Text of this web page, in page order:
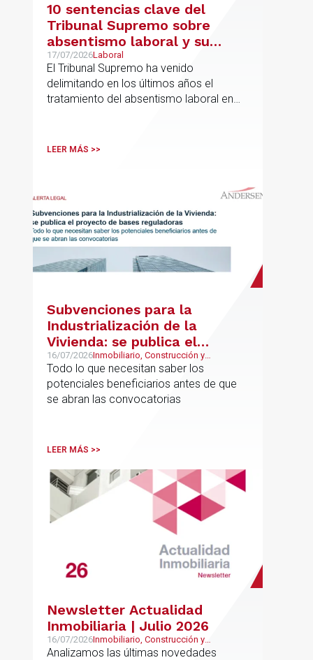
10 sentencias clave del
Tribunal Supremo sobre
absentismo laboral y su
incidencia en el salario
17/07/2026Laboral
El Tribunal Supremo ha venido
delimitando en los últimos años el
tratamiento del absentismo laboral en
asistencia, complementos de
LEER MÁS >>
Subvenciones para la
Industrialización de la
Vivienda: se publica el
proyecto de bases
reguladoras
16/07/2026Inmobiliario, Construcción y
Urbanismo
Todo lo que necesitan saber los
potenciales beneficiarios antes de que
se abran las convocatorias
LEER MÁS >>
Newsletter Actualidad
Inmobiliaria | Julio 2026
16/07/2026Inmobiliario, Construcción y
Urbanismo
Analizamos las últimas novedades